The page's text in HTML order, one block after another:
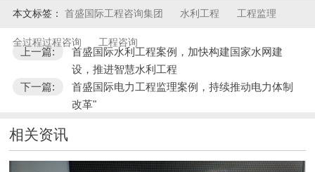
本文标签： 首盛国际工程咨询集团 水利工程 工程监理
全过程过程咨询 工程咨询
上一篇:
首盛国际水利工程案例，加快构建国家水网建
设，推进智慧水利工程
下一篇:
首盛国际电力工程监理案例，持续推动电力体制
改革"
相关资讯